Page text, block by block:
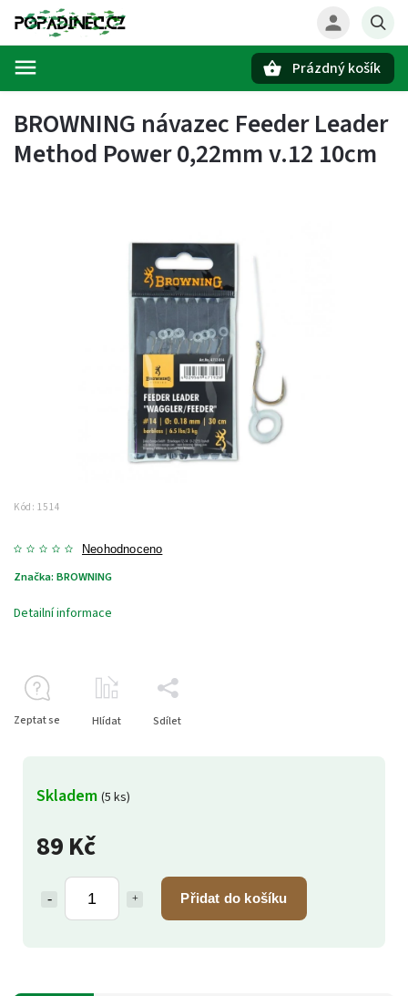
Prázdný košík
BROWNING návazec Feeder Leader
Method Power 0,22mm v.12 10cm
Kód: 1514
Neohodnoceno
Značka: BROWNING
89 Kč
Přidat do košíku
Skladem (5 ks)
Detailní informace
Zeptat se Hlídat Sdílet